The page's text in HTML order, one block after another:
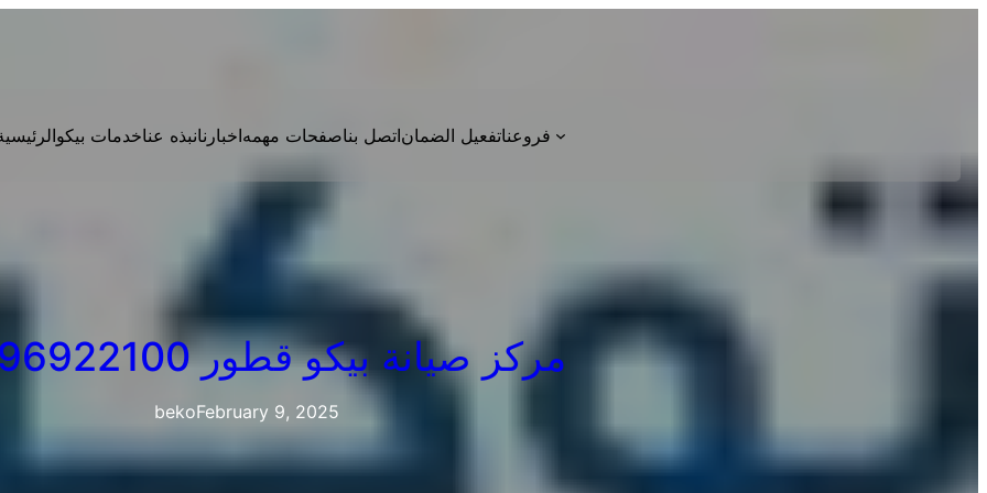
خدمات بيكونبذه عنااخبارناصفحات مهمهاتصل بناتفعيل الضمانفروعنا
مركز صيانة بيكو قطور 01096922100
bekoFebruary 9, 2025